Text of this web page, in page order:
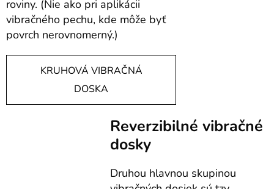
roviny. (Nie ako pri aplikácii
vibračného pechu, kde môže byť
povrch nerovnomerný.)
KRUHOVÁ VIBRAČNÁ
DOSKA
Reverzibilné vibračné
dosky
Druhou hlavnou skupinou